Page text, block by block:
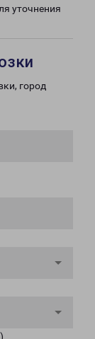
уточнения
город